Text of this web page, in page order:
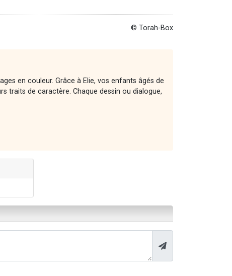
© Torah-Box
en couleur. Grâce à Elie, vos enfants âgés de
traits de caractère. Chaque dessin ou dialogue,